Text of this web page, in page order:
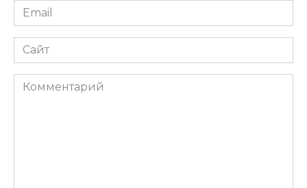
Email
Сайт
Комментарий